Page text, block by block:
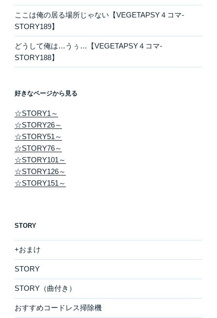
ここは俺の居る場所じゃない【VEGETAPSY４コマ-
STORY189】
どうして俺は…うぅ…【VEGETAPSY４コマ-
STORY188】
好きなページから見る
☆STORY1～
☆STORY26～
☆STORY51～
☆STORY76～
☆STORY101～
☆STORY126～
☆STORY151～
STORY
+おまけ
STORY
STORY（曲付き）
おすすめコードレス掃除機